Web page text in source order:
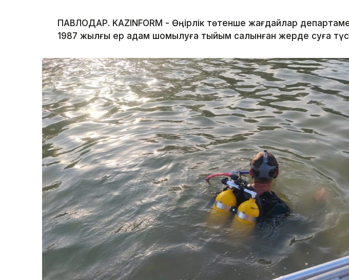
ПАВЛОДАР. KAZINFORM - Өңірлік төтенше жағдайлар
1987 жылғы ер адам шомылуға тыйым салынған жерде суға